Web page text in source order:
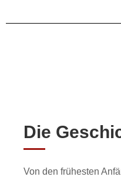
Die
Von den frühesten